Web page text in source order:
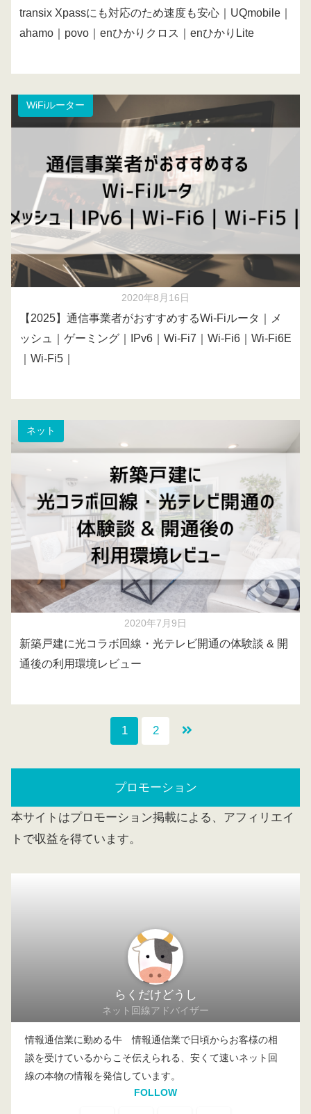
transix Xpassにも対応のため速度も安心｜UQmobile｜
ahamo｜povo｜enひかりクロス｜enひかりLite
WiFiルーター
2020年8月16日
【2025】通信事業者がおすすめするWi-Fiルータ｜メ
ッシュ｜ゲーミング｜IPv6｜Wi-Fi7｜Wi-Fi6｜Wi-Fi6E
｜Wi-Fi5｜
ネット
2020年7月9日
新築戸建に光コラボ回線・光テレビ開通の体験談 & 開
通後の利用環境レビュー
1 2
プロモーション
本サイトはプロモーション掲載による、アフィリエイ
トで収益を得ています。
らくだけどうし
ネット回線アドバイザー
情報通信業に勤める牛 情報通信業で日頃からお客様の相
談を受けているからこそ伝えられる、安くて速いネット回
線の本物の情報を発信しています。
FOLLOW